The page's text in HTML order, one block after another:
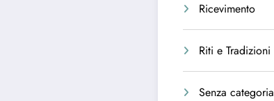
Ricevimento
Riti e Tradizioni
Senza categoria